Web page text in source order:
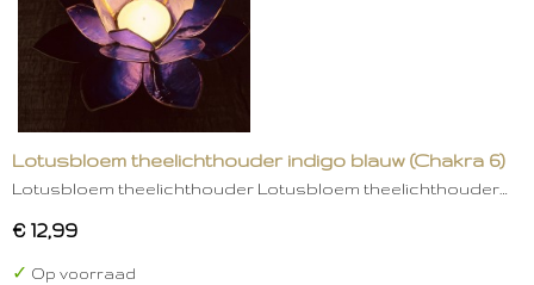
Lotusbloem theelichthouder indigo blauw (Chakra 6)
Lotusbloem theelichthouder Lotusbloem theelichthouder…
€ 12,99
✓ Op voorraad